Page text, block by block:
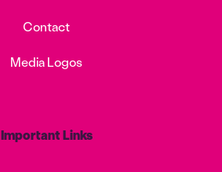
Contact
Media Logos
Important Links